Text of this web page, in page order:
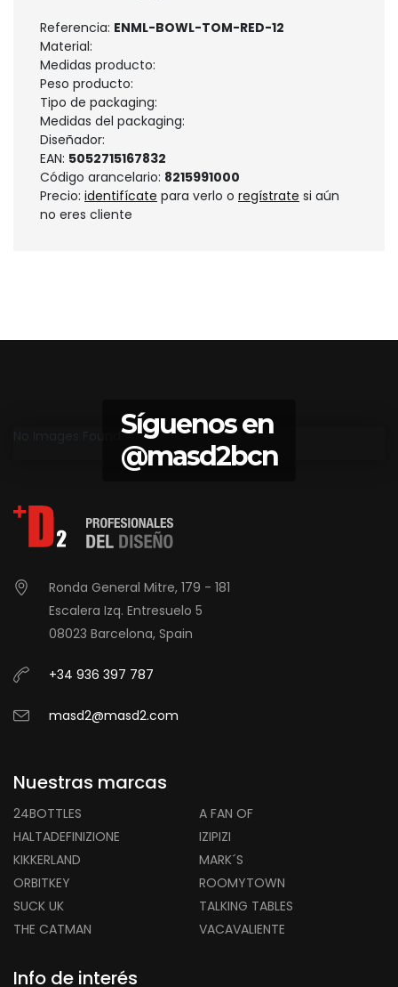
Referencia: ENML-BOWL-TOM-RED-12
Material:
Medidas producto:
Peso producto:
Tipo de packaging:
Medidas del packaging:
Diseñador:
EAN: 5052715167832
Código arancelario: 8215991000
Precio: identifícate para verlo o regístrate si aún
no eres cliente
Síguenos en
@masd2bcn
Ronda General Mitre, 179 - 181
Escalera Izq. Entresuelo 5
08023 Barcelona, Spain
+34 936 397 787
masd2@masd2.com
Nuestras marcas
24BOTTLES
A FAN OF
HALTADEFINIZIONE
IZIPIZI
KIKKERLAND
MARK´S
ORBITKEY
ROOMYTOWN
SUCK UK
TALKING TABLES
THE CATMAN
VACAVALIENTE
Info de interés